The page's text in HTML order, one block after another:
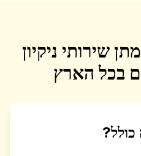
שירותי ניקיון
בכל הארץ